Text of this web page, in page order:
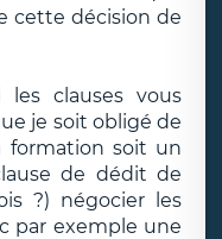
cette décision de
les clauses vous
je soit obligé de
formation soit un
de dédit de
?) négocier les
par exemple une